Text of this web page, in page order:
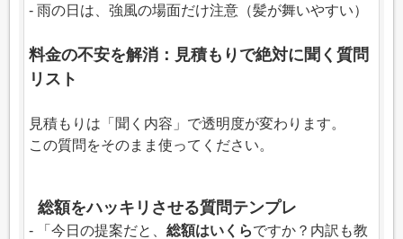
- 雨の日は、強風の場面だけ注意（髪が舞いやすい）
料金の不安を解消：見積もりで絶対に聞く質問
リスト
見積もりは「聞く内容」で透明度が変わります。
この質問をそのまま使ってください。
総額をハッキリさせる質問テンプレ
- 「今日の提案だと、 総額はいくらですか？内訳も教